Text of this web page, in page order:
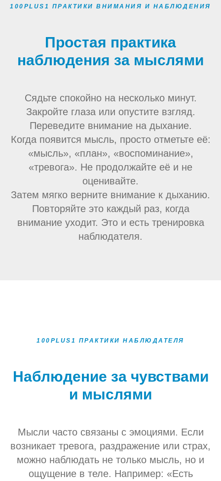
100PLUS1 ПРАКТИКИ ВНИМАНИЯ И НАБЛЮДЕНИЯ
Простая практика
наблюдения за мыслями
Сядьте спокойно на несколько минут.
Закройте глаза или опустите взгляд.
Переведите внимание на дыхание.
Когда появится мысль, просто отметьте её:
«мысль», «план», «воспоминание»,
«тревога». Не продолжайте её и не
оценивайте.
Затем мягко верните внимание к дыханию.
Повторяйте это каждый раз, когда
внимание уходит. Это и есть тренировка
наблюдателя.
100PLUS1 ПРАКТИКИ НАБЛЮДАТЕЛЯ
Наблюдение за чувствами
и мыслями
Мысли часто связаны с эмоциями. Если
возникает тревога, раздражение или страх,
можно наблюдать не только мысль, но и
ощущение в теле. Например: «Есть